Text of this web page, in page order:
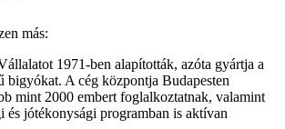
más:
1971-ben alapították, azóta gyártja a
bigyókat. A cég központja Budapesten
mint 2000 embert foglalkoztatnak, valamint
és jótékonysági programban is aktívan